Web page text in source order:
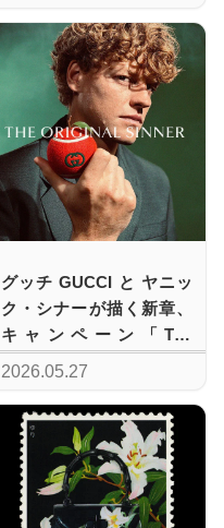
グッチ GUCCI と ヤニッ
ク・シナーが描く新章、
キャンペーン「The
Original Sinner」の全貌
2026.05.27